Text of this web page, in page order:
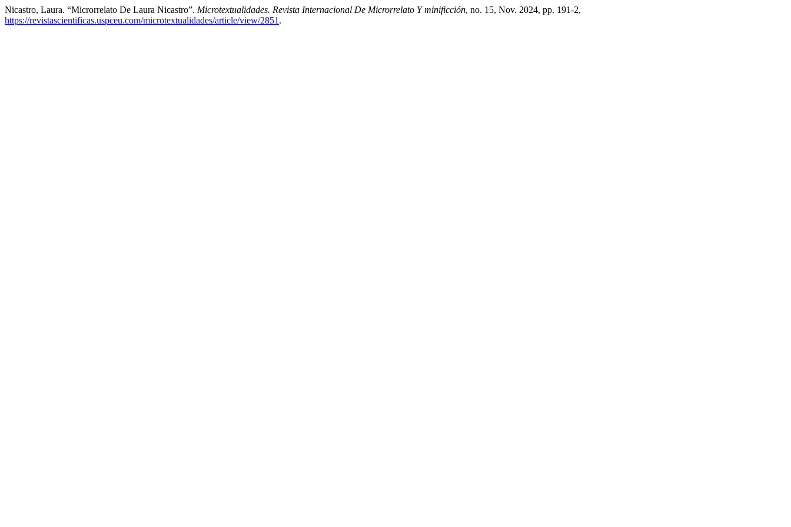
Nicastro, Laura. “Microrrelato De Laura Nicastro”. Microtextualidades. Revista Internacional De Microrrelato Y minificción, no. 15, Nov. 2024, pp. 191-2,
https://revistascientificas.uspceu.com/microtextualidades/article/view/2851 .